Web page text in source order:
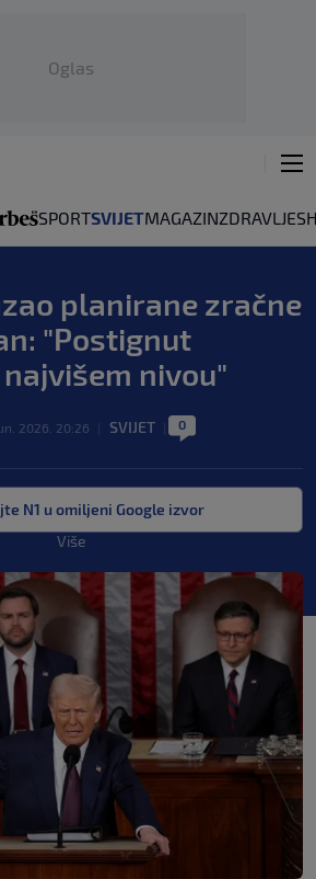
Oglas
SPORTSVIJETMAGAZINZDRAVLJE
planirane zračne
"Postignut
nivou"
2026. 20:26 SVIJET 0
N1 u omiljeni Google izvor
Više